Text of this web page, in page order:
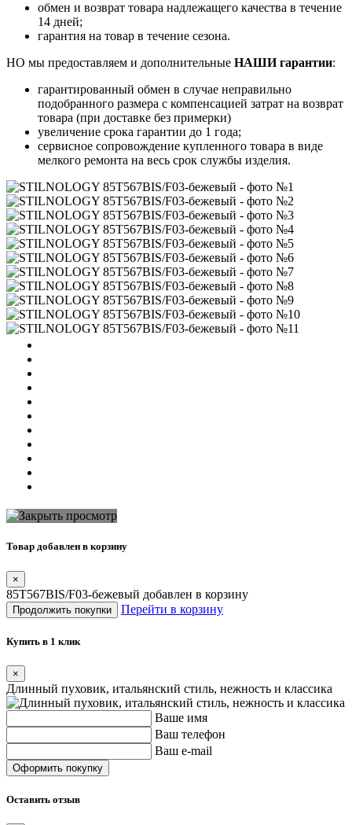
обмен и возврат товара надлежащего качества в течение
14 дней;
гарантия на товар в течение сезона.
НО мы предоставляем и дополнительные НАШИ гарантии:
гарантированный обмен в случае неправильно
подобранного размера с компенсацией затрат на возврат
товара (при доставке без примерки)
увеличение срока гарантии до 1 года;
сервисное сопровождение купленного товара в виде
мелкого ремонта на весь срок службы изделия.
Товар добавлен в корзину
×
85T567BIS/F03-бежевый добавлен в корзину
Продолжить покупки Перейти в корзину
Купить в 1 клик
×
Длинный пуховик, итальянский стиль, нежность и классика
Ваше имя
Ваш телефон
Ваш e-mail
Оставить отзыв